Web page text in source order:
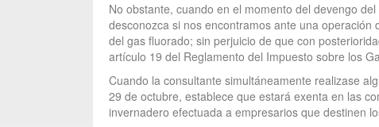
No obstante, cuando en el momento del devengo
desconozca si nos encontramos ante una
del gas fluorado; sin perjuicio de que con
artículo 19 del Reglamento del Impuesto sobre los
Cuando la consultante simultáneamente realizase
29 de octubre, establece que estará exenta en las
invernadero efectuada a empresarios que destinen